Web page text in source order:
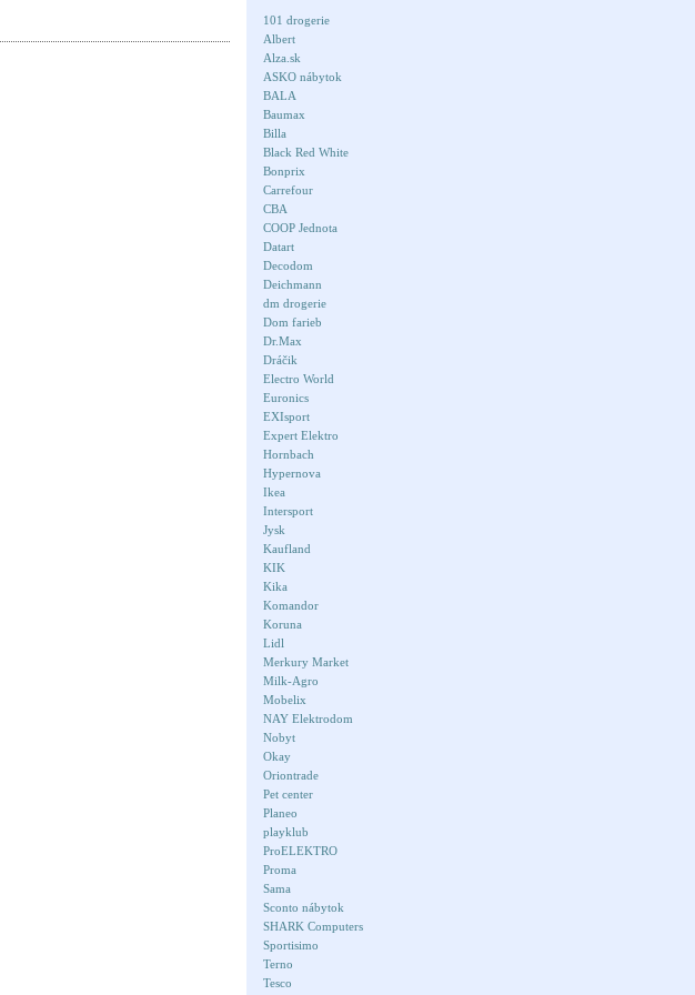
101 drogerie
Albert
Alza.sk
ASKO nábytok
BALA
Baumax
Billa
Black Red White
Bonprix
Carrefour
CBA
COOP Jednota
Datart
Decodom
Deichmann
dm drogerie
Dom farieb
Dr.Max
Dráčik
Electro World
Euronics
EXIsport
Expert Elektro
Hornbach
Hypernova
Ikea
Intersport
Jysk
Kaufland
KIK
Kika
Komandor
Koruna
Lidl
Merkury Market
Milk-Agro
Mobelix
NAY Elektrodom
Nobyt
Okay
Oriontrade
Pet center
Planeo
playklub
ProELEKTRO
Proma
Sama
Sconto nábytok
SHARK Computers
Sportisimo
Terno
Tesco